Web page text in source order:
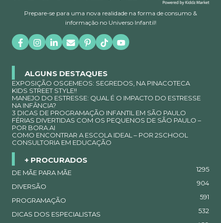
Prepare-se para uma nova realidade na forma de consumo &
informação no Universo Infantil!
ALGUNS DESTAQUES
EXPOSIÇÃO OSGEMEOS: SEGREDOS, NA PINACOTECA
KIDS STREET STYLE!!
MANEJO DO ESTRESSE: QUAL É O IMPACTO DO ESTRESSE
NA INFÂNCIA?
3 DICAS DE PROGRAMAÇÃO INFANTIL EM SÃO PAULO
FÉRIAS DIVERTIDAS COM OS PEQUENOS DE SÃO PAULO –
POR BORA.AI
COMO ENCONTRAR A ESCOLA IDEAL – POR 2SCHOOL
CONSULTORIA EM EDUCAÇÃO
+ PROCURADOS
DE MÃE PARA MÃE 1295
DIVERSÃO 904
PROGRAMAÇÃO 591
DICAS DOS ESPECIALISTAS
532